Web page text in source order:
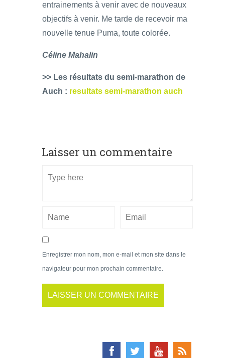
entrainements à venir avec de nouveaux
objectifs à venir. Me tarde de recevoir ma
nouvelle tenue Puma, toute colorée.
Céline Mahalin
>> Les résultats du semi-marathon de
Auch : resultats semi-marathon auch
Laisser un commentaire
Enregistrer mon nom, mon e-mail et mon site dans le
navigateur pour mon prochain commentaire.